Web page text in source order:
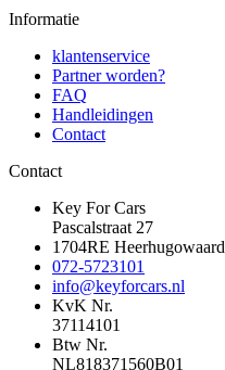
Informatie
klantenservice
Partner worden?
FAQ
Handleidingen
Contact
Contact
Key For Cars
Pascalstraat 27
1704RE Heerhugowaard
072-5723101
info@keyforcars.nl
KvK Nr.
37114101
Btw Nr.
NL818371560B01